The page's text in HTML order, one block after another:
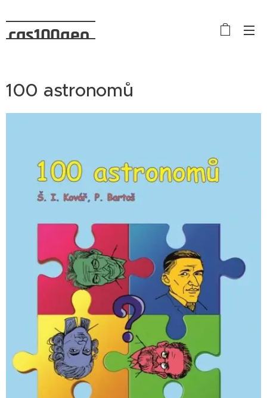
cas100geo
100 astronomů